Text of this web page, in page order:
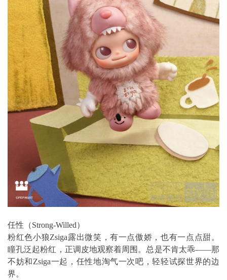
任性（Strong-Willed）
粉红色小狼Zsiga露出微笑，有一点傲娇，也有一点点甜。
瞳孔泛起粉红，正调皮地观察着周围。总是不肯太乖——那
不妨和Zsiga一起，任性地淘气一次吧，轻轻试探世界的边
界。